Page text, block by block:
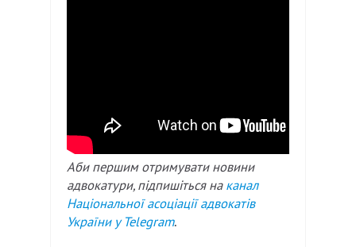
Аби першим отримувати новини
адвокатури, підпишіться на канал
Національної асоціації адвокатів
України у Telegram.